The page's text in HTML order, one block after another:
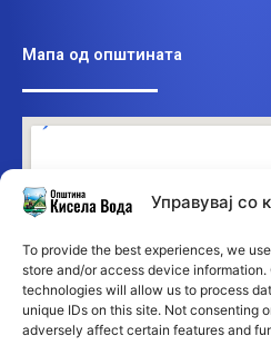
Управувај со
To provide the best experiences, we
store and/or access device
technologies will allow us to process
unique IDs on this site. Not consenting
adversely affect certain features and
Мапа од општината